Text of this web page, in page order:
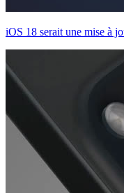
iOS 18 serait une mise à